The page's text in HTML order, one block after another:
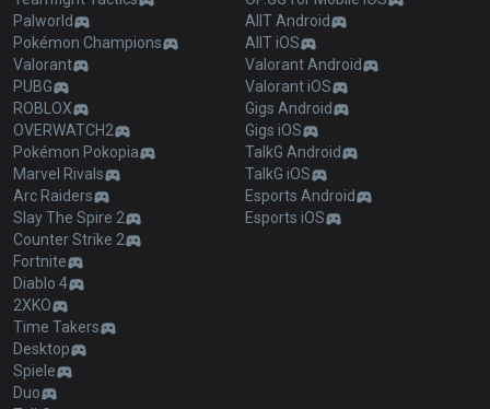
Palworld
Pokémon Champions
Valorant
PUBG
ROBLOX
OVERWATCH2
Pokémon Pokopia
Marvel Rivals
Arc Raiders
Slay The Spire 2
Counter Strike 2
Fortnite
Diablo 4
2XKO
Time Takers
Desktop
Spiele
Duo
AllT Android
AllT iOS
Valorant Android
Valorant iOS
Gigs Android
Gigs iOS
TalkG Android
TalkG iOS
Esports Android
Esports iOS